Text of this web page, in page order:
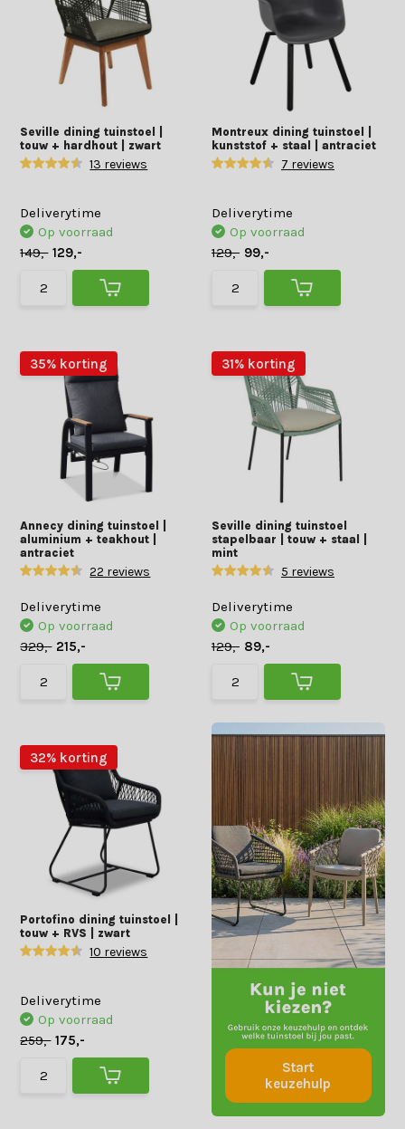
Seville dining tuinstoel |
touw + hardhout | zwart
13 reviews
Deliverytime
Op voorraad
149,- 129,-
Montreux dining tuinstoel |
kunststof + staal | antraciet
7 reviews
Deliverytime
Op voorraad
129,- 99,-
35% korting
Annecy dining tuinstoel |
aluminium + teakhout |
antraciet
22 reviews
Deliverytime
Op voorraad
329,- 215,-
31% korting
Seville dining tuinstoel
stapelbaar | touw + staal |
mint
5 reviews
Deliverytime
Op voorraad
129,- 89,-
32% korting
Portofino dining tuinstoel |
touw + RVS | zwart
10 reviews
Deliverytime
Op voorraad
259,- 175,-
Start
keuzehulp